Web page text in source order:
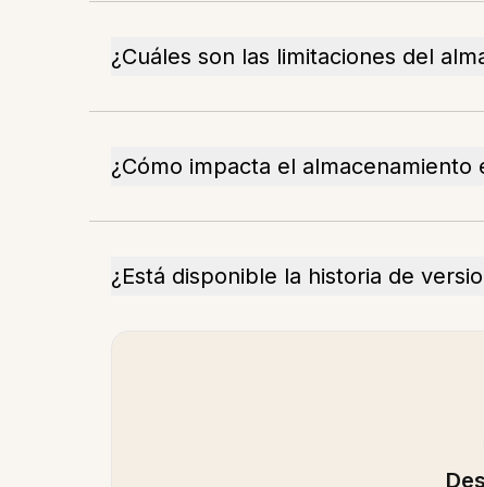
¿Cuáles son las limitaciones del
¿Cómo impacta el
¿Está disponible la historia de